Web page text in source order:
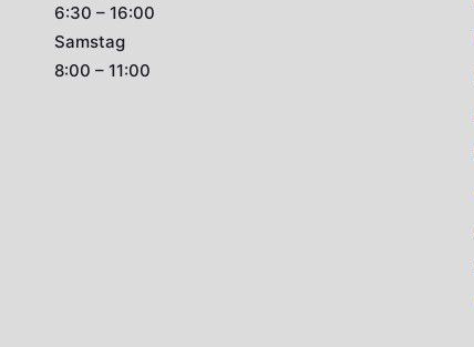
6:30 – 16:00
Samstag
8:00 – 11:00